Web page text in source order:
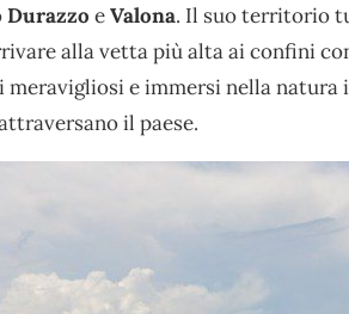
Durazzo eValona. Il suo territorio
alla vetta più alta ai confini
meravigliosi e immersi nella
il paese.